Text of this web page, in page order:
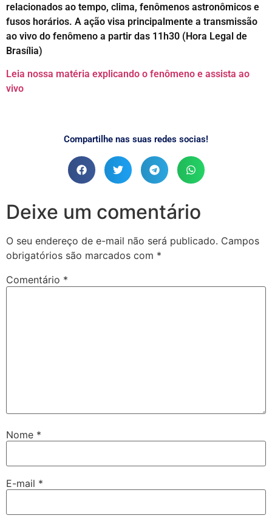
relacionados ao tempo, clima, fenômenos astronômicos e
fusos horários. A ação visa principalmente a transmissão
ao vivo do fenômeno a partir das 11h30 (Hora Legal de
Brasília)
Leia nossa matéria explicando o fenômeno e assista ao
vivo
Compartilhe nas suas redes socias!
Deixe um comentário
O seu endereço de e-mail não será publicado. Campos
obrigatórios são marcados com *
Comentário *
Nome *
E-mail *